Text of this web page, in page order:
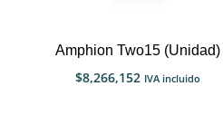
Amphion Two15 (Unidad)
$8,266,152 IVA incluido